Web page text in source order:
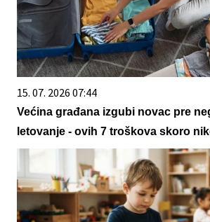
15. 07. 2026 07:44
Većina građana izgubi novac pre
letovanje - ovih 7 troškova skoro